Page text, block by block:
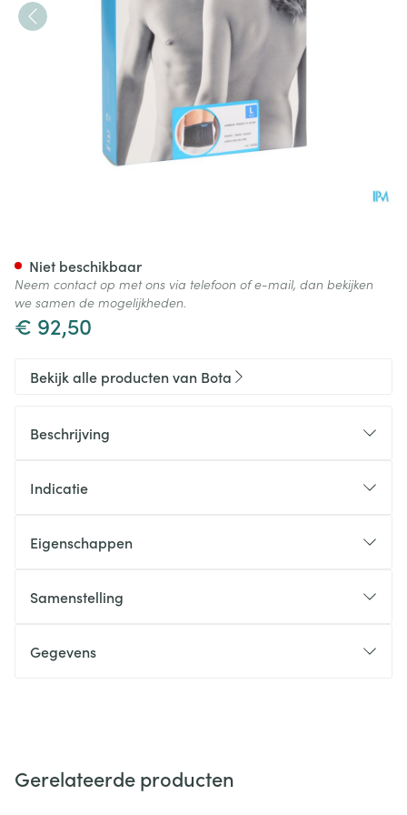
€ 92,50
Niet beschikbaar
Neem contact op met ons via telefoon of e-mail, dan bekijken
we samen de mogelijkheden.
Bekijk alle producten van Bota
Beschrijving
Indicatie
Eigenschappen
Samenstelling
Gegevens
Gerelateerde producten